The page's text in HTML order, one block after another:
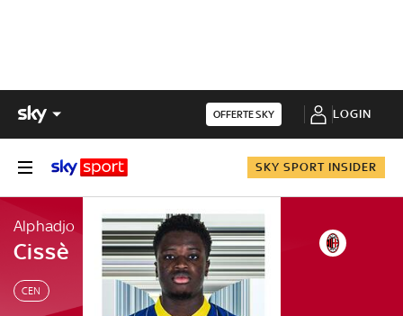
OFFERTE SKY LOGIN
SKY SPORT INSIDER
Alphadjo
Cissè
CEN